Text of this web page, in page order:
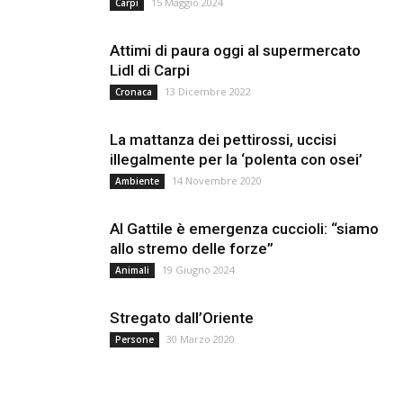
Carpi
Attimi di paura oggi al supermercato
Lidl di Carpi
Cronaca 13 Dicembre 2022
La mattanza dei pettirossi, uccisi
illegalmente per la ‘polenta con osei’
Ambiente 14 Novembre 2020
Al Gattile è emergenza cuccioli: “siamo
allo stremo delle forze”
Animali 19 Giugno 2024
Stregato dall’Oriente
Persone 30 Marzo 2020